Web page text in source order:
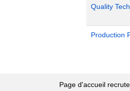
Quality
Production
Page d'accueil